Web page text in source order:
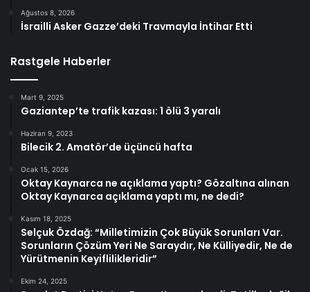
Ağustos 8, 2026
İsrailli Asker Gazze’deki Travmayla İntihar Etti
Rastgele Haberler
Mart 9, 2025
Gaziantep’te trafik kazası: 1 ölü 3 yaralı
Haziran 9, 2023
Bilecik 2. Amatör’de üçüncü hafta
Ocak 15, 2026
Oktay Kaynarca ne açıklama yaptı? Gözaltına alınan
Oktay Kaynarca açıklama yaptı mı, ne dedi?
Kasım 18, 2025
Selçuk Özdağ: “Milletimizin Çok Büyük Sorunları Var.
Sorunların Çözüm Yeri Ne Saraydır, Ne Külliyedir, Ne de
Yürütmenin Keyiflilikleridir”
Ekim 24, 2025